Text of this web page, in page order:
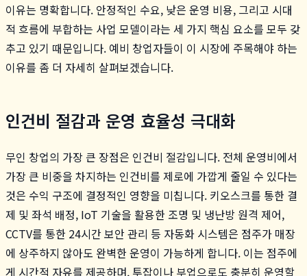
이유는 명확합니다. 안정적인 수요, 낮은 운영 비용, 그리고 시대
적 흐름에 부합하는 사업 모델이라는 세 가지 핵심 요소를 모두 갖
추고 있기 때문입니다. 예비 창업자들이 이 시장에 주목해야 하는
이유를 좀 더 자세히 살펴보겠습니다.
인건비 절감과 운영 효율성 극대화
무인 창업의 가장 큰 장점은 인건비 절감입니다. 전체 운영비에서
가장 큰 비중을 차지하는 인건비를 제로에 가깝게 줄일 수 있다는
것은 수익 구조에 결정적인 영향을 미칩니다. 키오스크를 통한 결
제 및 좌석 배정, IoT 기술을 활용한 조명 및 냉난방 원격 제어,
CCTV를 통한 24시간 보안 관리 등 자동화 시스템은 점주가 매장
에 상주하지 않아도 완벽한 운영이 가능하게 합니다. 이는 점주에
게 시간적 자유를 제공하며, 투잡이나 부업으로도 충분히 운영할